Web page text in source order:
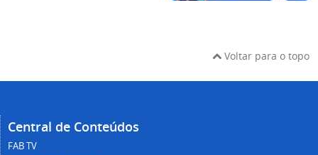
Voltar para o topo
Central de Conteúdos
FAB TV